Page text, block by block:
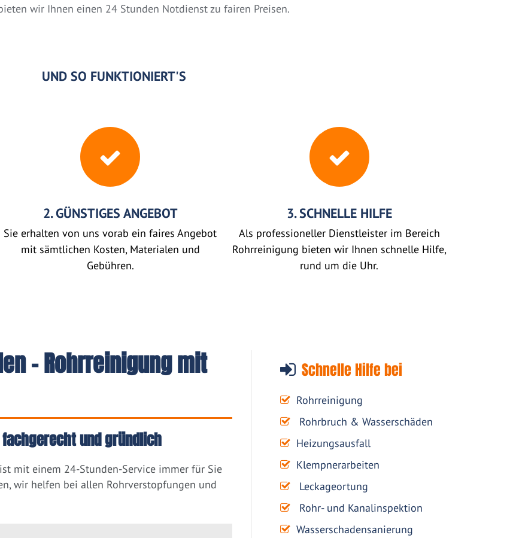
wir Ihnen einen 24 Stunden Notdienst zu fairen Preisen.
UND SO FUNKTIONIERT'S
2. GÜNSTIGES ANGEBOT
Sie erhalten von uns vorab ein faires Angebot
mit sämtlichen Kosten, Materialen und
Gebühren.
3. SCHNELLE HILFE
Als professioneller Dienstleister im Bereich
Rohrreinigung bieten wir Ihnen schnelle Hilfe,
rund um die Uhr.
Schnelle Hilfe bei
Rohrreinigung
Rohrbruch & Wasserschäden
Heizungsausfall
Klempnerarbeiten
Leckageortung
Rohr- und Kanalinspektion
Wasserschadensanierung
- Rohrreinigung mit
und gründlich
mit einem 24-Stunden-Service immer für Sie
wir helfen bei allen Rohrverstopfungen und